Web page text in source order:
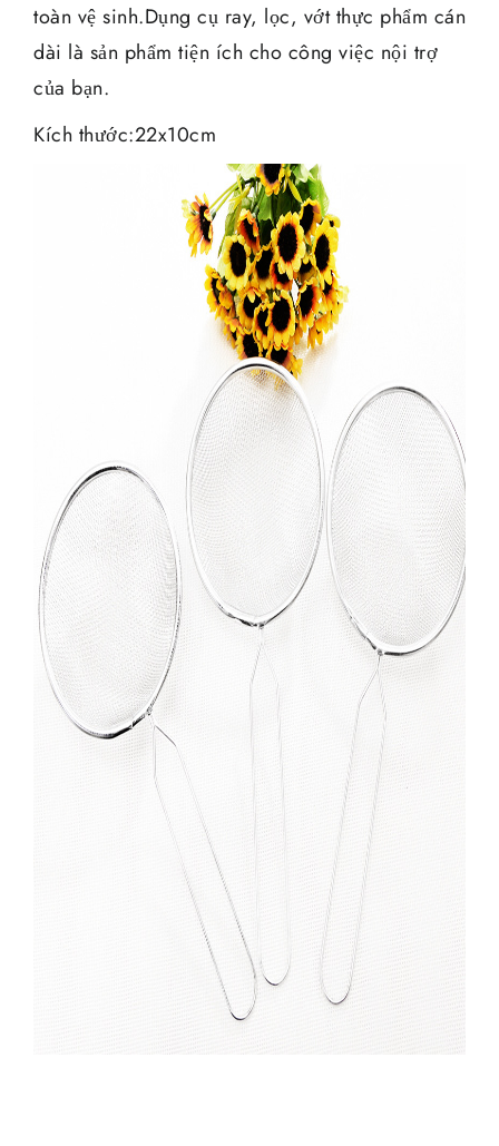
toàn vệ sinh.Dụng cụ ray, lọc, vớt thực phẩm cán
dài là sản phẩm tiện ích cho công việc nội trợ
của bạn.
Kích thước:22x10cm